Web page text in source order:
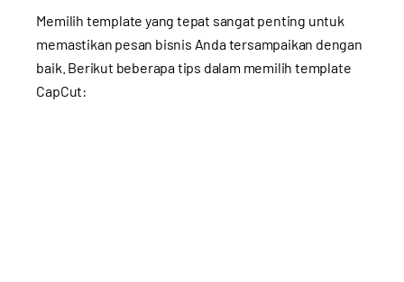
Memilih template yang tepat sangat penting untuk
memastikan pesan bisnis Anda tersampaikan dengan
baik. Berikut beberapa tips dalam memilih template
CapCut: